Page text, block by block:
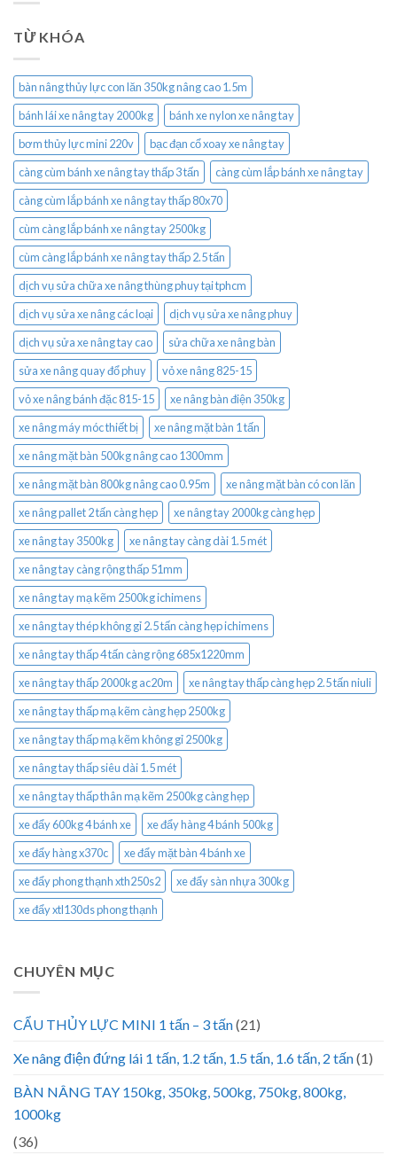
TỪ KHÓA
bàn nâng thủy lực con lăn 350kg nâng cao 1.5m
bánh lái xe nâng tay 2000kg
bánh xe nylon xe nâng tay
bơm thủy lực mini 220v
bạc đạn cổ xoay xe nâng tay
càng cùm bánh xe nâng tay thấp 3 tấn
càng cùm lắp bánh xe nâng tay
càng cùm lắp bánh xe nâng tay thấp 80x70
cùm càng lắp bánh xe nâng tay 2500kg
cùm càng lắp bánh xe nâng tay thấp 2.5 tấn
dịch vụ sửa chữa xe nâng thùng phuy tại tphcm
dịch vụ sửa xe nâng các loại
dịch vụ sửa xe nâng phuy
dịch vụ sửa xe nâng tay cao
sửa chữa xe nâng bàn
sửa xe nâng quay đổ phuy
vỏ xe nâng 825-15
vỏ xe nâng bánh đặc 815-15
xe nâng bàn điện 350kg
xe nâng máy móc thiết bị
xe nâng mặt bàn 1 tấn
xe nâng mặt bàn 500kg nâng cao 1300mm
xe nâng mặt bàn 800kg nâng cao 0.95m
xe nâng mặt bàn có con lăn
xe nâng pallet 2 tấn càng hẹp
xe nâng tay 2000kg càng hẹp
xe nâng tay 3500kg
xe nâng tay càng dài 1.5 mét
xe nâng tay càng rộng thấp 51mm
xe nâng tay mạ kẽm 2500kg ichimens
xe nâng tay thép không gỉ 2.5 tấn càng hẹp ichimens
xe nâng tay thấp 4 tấn càng rộng 685x1220mm
xe nâng tay thấp 2000kg ac20m
xe nâng tay thấp càng hẹp 2.5 tấn niuli
xe nâng tay thấp mạ kẽm càng hẹp 2500kg
xe nâng tay thấp mạ kẽm không gỉ 2500kg
xe nâng tay thấp siêu dài 1.5 mét
xe nâng tay thấp thân mạ kẽm 2500kg càng hẹp
xe đẩy 600kg 4 bánh xe
xe đẩy hàng 4 bánh 500kg
xe đẩy hàng x370c
xe đẩy mặt bàn 4 bánh xe
xe đẩy phong thạnh xth250s2
xe đẩy sàn nhựa 300kg
xe đẩy xtl130ds phong thạnh
CHUYÊN MỤC
CẨU THỦY LỰC MINI 1 tấn – 3 tấn(21)
Xe nâng điện đứng lái 1 tấn, 1.2 tấn, 1.5 tấn, 1.6 tấn, 2 tấn(1)
BÀN NÂNG TAY 150kg, 350kg, 500kg, 750kg, 800kg,
1000kg
(36)